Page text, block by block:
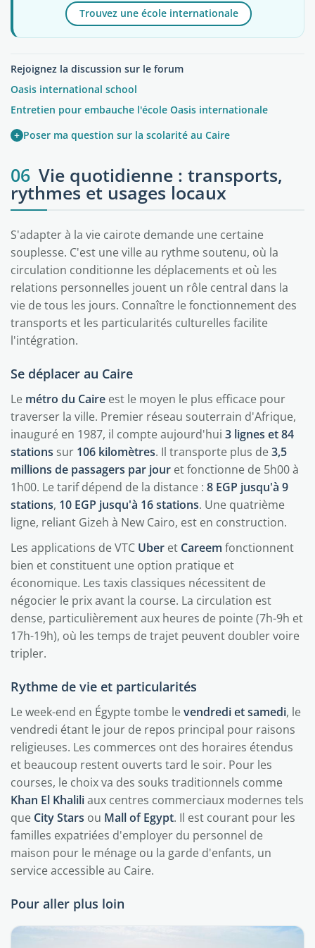
Trouvez une école internationale
Rejoignez la discussion sur le forum
Oasis international school
Entretien pour embauche l'école Oasis internationale
+ Poser ma question sur la scolarité au Caire
06 Vie quotidienne : transports,
rythmes et usages locaux
S'adapter à la vie cairote demande une certaine
souplesse. C'est une ville au rythme soutenu, où la
circulation conditionne les déplacements et où les
relations personnelles jouent un rôle central dans la
vie de tous les jours. Connaître le fonctionnement des
transports et les particularités culturelles facilite
l'intégration.
Se déplacer au Caire
Le métro du Caire est le moyen le plus efficace pour
traverser la ville. Premier réseau souterrain d'Afrique,
inauguré en 1987, il compte aujourd'hui 3 lignes et 84
stations sur 106 kilomètres. Il transporte plus de3,5
millions de passagers par jour et fonctionne de 5h00 à
1h00. Le tarif dépend de la distance : 8 EGP jusqu'à 9
stations, 10 EGP jusqu'à 16 stations. Une quatrième
ligne, reliant Gizeh à New Cairo, est en construction.
Les applications de VTC Uber et Careem fonctionnent
bien et constituent une option pratique et
économique. Les taxis classiques nécessitent de
négocier le prix avant la course. La circulation est
dense, particulièrement aux heures de pointe (7h-9h et
17h-19h), où les temps de trajet peuvent doubler voire
tripler.
Rythme de vie et particularités
Le week-end en Égypte tombe levendredi et samedi, le
vendredi étant le jour de repos principal pour raisons
religieuses. Les commerces ont des horaires étendus
et beaucoup restent ouverts tard le soir. Pour les
courses, le choix va des souks traditionnels comme
Khan El Khaliliaux centres commerciaux modernes tels
que City Stars ou Mall of Egypt. Il est courant pour les
familles expatriées d'employer du personnel de
maison pour le ménage ou la garde d'enfants, un
service accessible au Caire.
Pour aller plus loin